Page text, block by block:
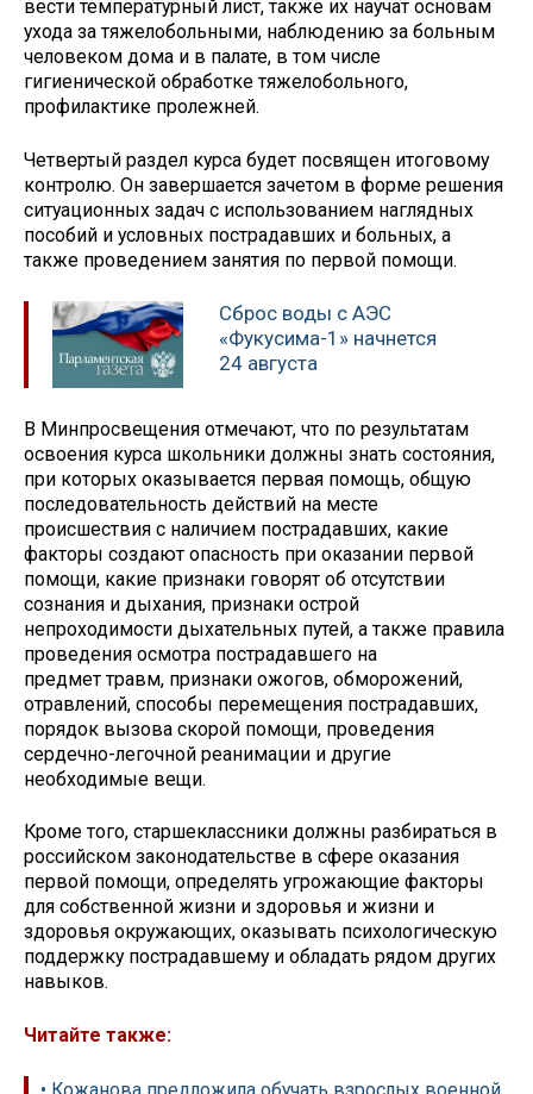
вести температурный лист, также их научат основам
ухода за тяжелобольными, наблюдению за больным
человеком дома и в палате, в том числе
гигиенической обработке тяжелобольного,
профилактике пролежней.
Четвертый раздел курса будет посвящен итоговому
контролю. Он завершается зачетом в форме решения
ситуационных задач с использованием наглядных
пособий и условных пострадавших и больных, а
также проведением занятия по первой помощи.
Сброс воды с АЭС
«Фукусима-1» начнется
24 августа
В Минпросвещения отмечают, что по результатам
освоения курса школьники должны знать состояния,
при которых оказывается первая помощь, общую
последовательность действий на месте
происшествия с наличием пострадавших, какие
факторы создают опасность при оказании первой
помощи, какие признаки говорят об отсутствии
сознания и дыхания, признаки острой
непроходимости дыхательных путей, а также правила
проведения осмотра пострадавшего на
предмет травм, признаки ожогов, обморожений,
отравлений, способы перемещения пострадавших,
порядок вызова скорой помощи, проведения
сердечно-легочной реанимации и другие
необходимые вещи.
Кроме того, старшеклассники должны разбираться в
российском законодательстве в сфере оказания
первой помощи, определять угрожающие факторы
для собственной жизни и здоровья и жизни и
здоровья окружающих, оказывать психологическую
поддержку пострадавшему и обладать рядом других
навыков.
Читайте также: